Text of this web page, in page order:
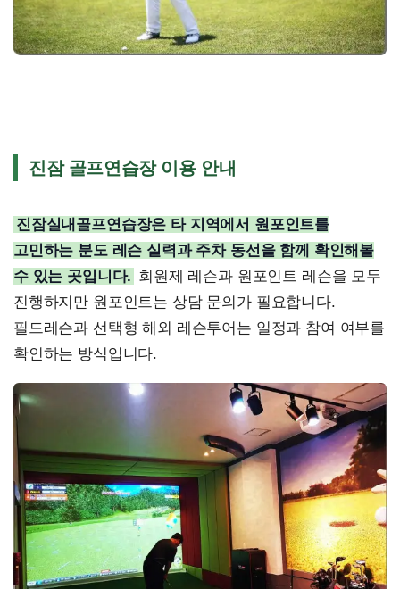
진잠 골프연습장 이용 안내
진잠실내골프연습장은 타 지역에서 원포인트를
고민하는 분도 레슨 실력과 주차 동선을 함께 확인해볼
수 있는 곳입니다. 회원제 레슨과 원포인트 레슨을 모두
진행하지만 원포인트는 상담 문의가 필요합니다.
필드레슨과 선택형 해외 레슨투어는 일정과 참여 여부를
확인하는 방식입니다.